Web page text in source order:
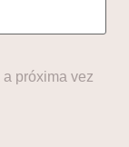
próxima vez